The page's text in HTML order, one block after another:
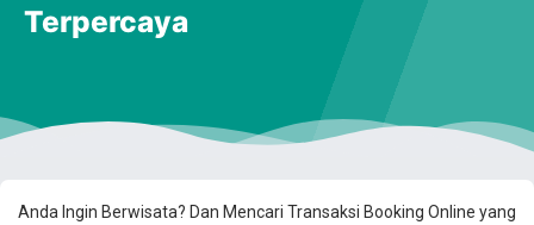
Anda Ingin Berwisata? Dan Mencari Transaksi Booking Online yang
Terpercaya